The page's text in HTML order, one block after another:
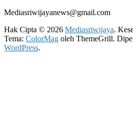
Mediasriwijayanews@gmail.com
Hak Cipta © 2026 Mediasriwijaya.
Tema: ColorMag oleh ThemeGrill.
WordPress.